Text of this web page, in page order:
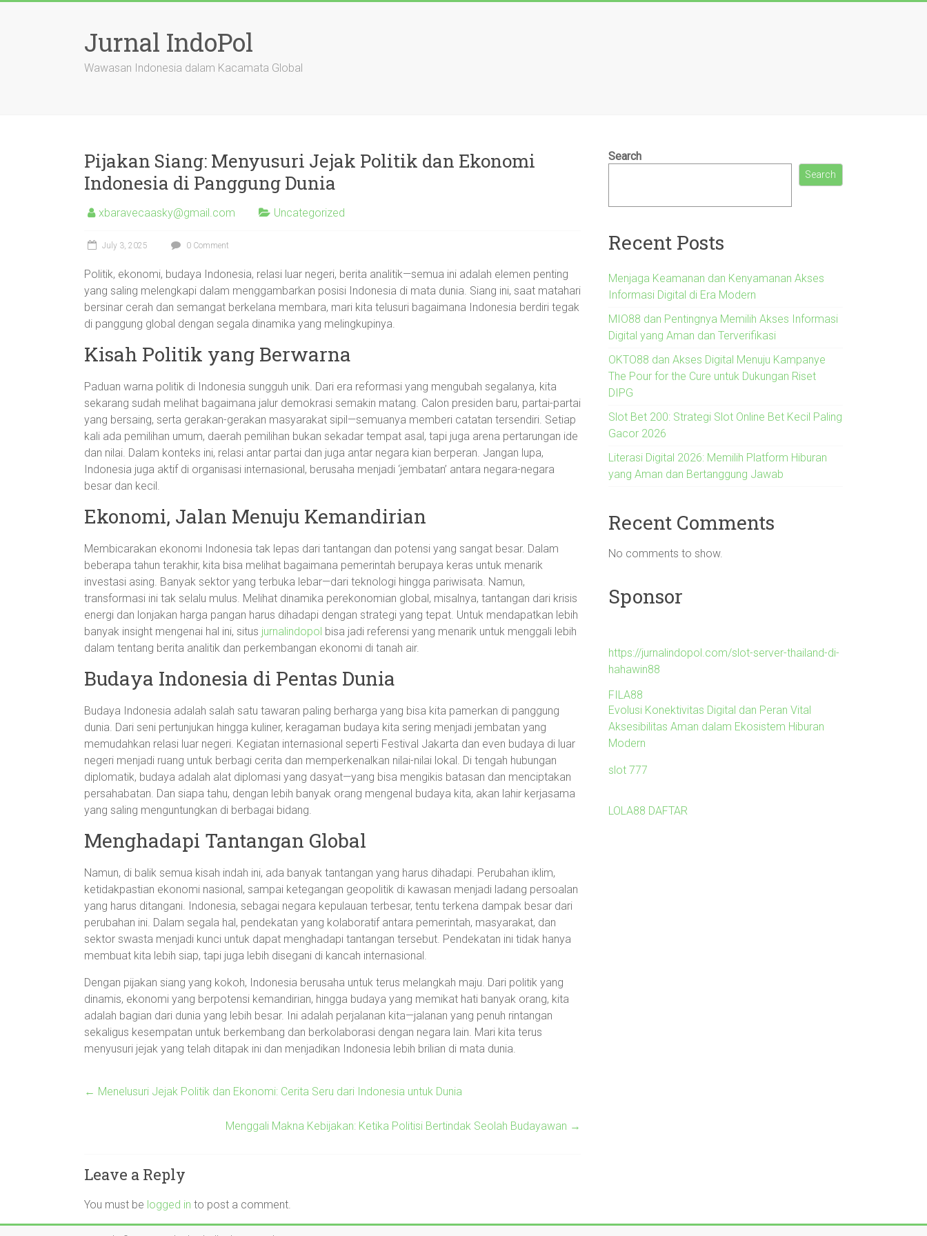
Jurnal IndoPol
Wawasan Indonesia dalam Kacamata Global
Pijakan Siang: Menyusuri Jejak Politik dan Ekonomi
Indonesia di Panggung Dunia
xbaravecaasky@gmail.com Uncategorized
July 3, 2025 0 Comment
Politik, ekonomi, budaya Indonesia, relasi luar negeri, berita analitik—semua ini adalah elemen penting
yang saling melengkapi dalam menggambarkan posisi Indonesia di mata dunia. Siang ini, saat matahari
bersinar cerah dan semangat berkelana membara, mari kita telusuri bagaimana Indonesia berdiri tegak
di panggung global dengan segala dinamika yang melingkupinya.
Kisah Politik yang Berwarna
Paduan warna politik di Indonesia sungguh unik. Dari era reformasi yang mengubah segalanya, kita
sekarang sudah melihat bagaimana jalur demokrasi semakin matang. Calon presiden baru, partai-partai
yang bersaing, serta gerakan-gerakan masyarakat sipil—semuanya memberi catatan tersendiri. Setiap
kali ada pemilihan umum, daerah pemilihan bukan sekadar tempat asal, tapi juga arena pertarungan ide
dan nilai. Dalam konteks ini, relasi antar partai dan juga antar negara kian berperan. Jangan lupa,
Indonesia juga aktif di organisasi internasional, berusaha menjadi ‘jembatan’ antara negara-negara
besar dan kecil.
Ekonomi, Jalan Menuju Kemandirian
Membicarakan ekonomi Indonesia tak lepas dari tantangan dan potensi yang sangat besar. Dalam
beberapa tahun terakhir, kita bisa melihat bagaimana pemerintah berupaya keras untuk menarik
investasi asing. Banyak sektor yang terbuka lebar—dari teknologi hingga pariwisata. Namun,
transformasi ini tak selalu mulus. Melihat dinamika perekonomian global, misalnya, tantangan dari krisis
energi dan lonjakan harga pangan harus dihadapi dengan strategi yang tepat. Untuk mendapatkan lebih
banyak insight mengenai hal ini, situs jurnalindopol bisa jadi referensi yang menarik untuk menggali lebih
dalam tentang berita analitik dan perkembangan ekonomi di tanah air.
Budaya Indonesia di Pentas Dunia
Budaya Indonesia adalah salah satu tawaran paling berharga yang bisa kita pamerkan di panggung
dunia. Dari seni pertunjukan hingga kuliner, keragaman budaya kita sering menjadi jembatan yang
memudahkan relasi luar negeri. Kegiatan internasional seperti Festival Jakarta dan even budaya di luar
negeri menjadi ruang untuk berbagi cerita dan memperkenalkan nilai-nilai lokal. Di tengah hubungan
diplomatik, budaya adalah alat diplomasi yang dasyat—yang bisa mengikis batasan dan menciptakan
persahabatan. Dan siapa tahu, dengan lebih banyak orang mengenal budaya kita, akan lahir kerjasama
yang saling menguntungkan di berbagai bidang.
Menghadapi Tantangan Global
Namun, di balik semua kisah indah ini, ada banyak tantangan yang harus dihadapi. Perubahan iklim,
ketidakpastian ekonomi nasional, sampai ketegangan geopolitik di kawasan menjadi ladang persoalan
yang harus ditangani. Indonesia, sebagai negara kepulauan terbesar, tentu terkena dampak besar dari
perubahan ini. Dalam segala hal, pendekatan yang kolaboratif antara pemerintah, masyarakat, dan
sektor swasta menjadi kunci untuk dapat menghadapi tantangan tersebut. Pendekatan ini tidak hanya
membuat kita lebih siap, tapi juga lebih disegani di kancah internasional.
Dengan pijakan siang yang kokoh, Indonesia berusaha untuk terus melangkah maju. Dari politik yang
dinamis, ekonomi yang berpotensi kemandirian, hingga budaya yang memikat hati banyak orang, kita
adalah bagian dari dunia yang lebih besar. Ini adalah perjalanan kita—jalanan yang penuh rintangan
sekaligus kesempatan untuk berkembang dan berkolaborasi dengan negara lain. Mari kita terus
menyusuri jejak yang telah ditapak ini dan menjadikan Indonesia lebih brilian di mata dunia.
← Menelusuri Jejak Politik dan Ekonomi: Cerita Seru dari Indonesia untuk Dunia
Menggali Makna Kebijakan: Ketika Politisi Bertindak Seolah Budayawan →
Leave a Reply
You must be logged in to post a comment.
Search
Search
Recent Posts
Menjaga Keamanan dan Kenyamanan Akses
Informasi Digital di Era Modern
MIO88 dan Pentingnya Memilih Akses Informasi
Digital yang Aman dan Terverifikasi
OKTO88 dan Akses Digital Menuju Kampanye
The Pour for the Cure untuk Dukungan Riset
DIPG
Slot Bet 200: Strategi Slot Online Bet Kecil Paling
Gacor 2026
Literasi Digital 2026: Memilih Platform Hiburan
yang Aman dan Bertanggung Jawab
Recent Comments
No comments to show.
Sponsor
https://jurnalindopol.com/slot-server-thailand-di-
hahawin88
FILA88
Evolusi Konektivitas Digital dan Peran Vital
Aksesibilitas Aman dalam Ekosistem Hiburan
Modern
slot 777
LOLA88 DAFTAR